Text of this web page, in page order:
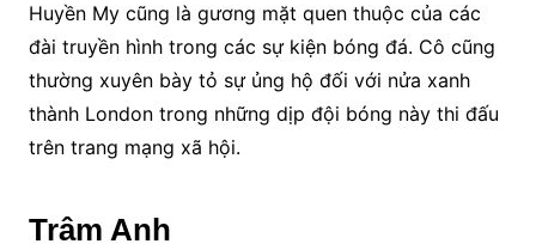
Huyền My cũng là gương mặt quen thuộc của các
đài truyền hình trong các sự kiện bóng đá. Cô cũng
thường xuyên bày tỏ sự ủng hộ đối với nửa xanh
thành London trong những dịp đội bóng này thi đấu
trên trang mạng xã hội.
Trâm Anh